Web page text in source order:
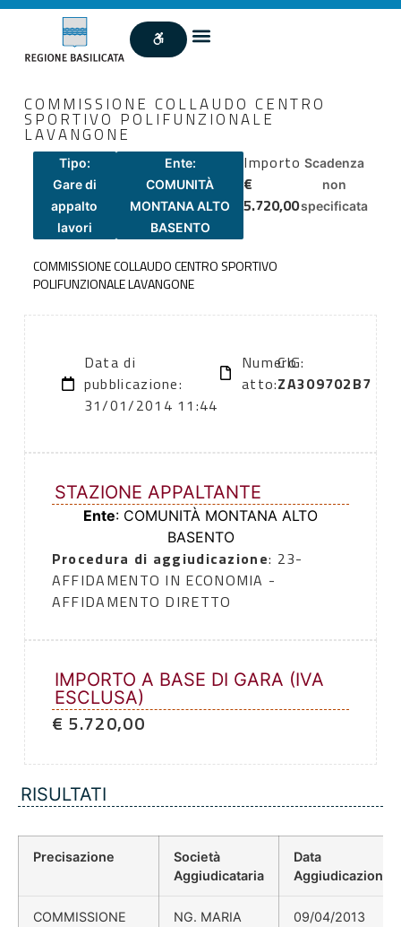
COMMISSIONE COLLAUDO CENTRO
SPORTIVO POLIFUNZIONALE
LAVANGONE
Tipo:
Gare di
appalto
lavori
Ente:
COMUNITÀ
MONTANA ALTO
BASENTO
Importo
€
5.720,00
Scadenza
non
specificata
COMMISSIONE COLLAUDO CENTRO SPORTIVO
POLIFUNZIONALE LAVANGONE
Data di
pubblicazione:
31/01/2014 11:44
Numero
atto:
CIG:
ZA309702B7
STAZIONE APPALTANTE
Ente: COMUNITÀ MONTANA ALTO
BASENTO
Procedura di aggiudicazione: 23-
AFFIDAMENTO IN ECONOMIA -
AFFIDAMENTO DIRETTO
IMPORTO A BASE DI GARA (IVA
ESCLUSA)
€ 5.720,00
RISULTATI
Precisazione
Società
Aggiudicataria
Data
Aggiudicazione
COMMISSIONE
NG. MARIA
09/04/2013